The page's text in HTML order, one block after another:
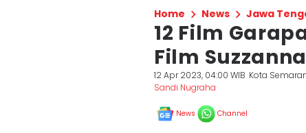
Home News Jawa
12 Film
Film
12 Apr 2023, 04:00 WIB Kota
Sandi Nugraha
News Channel